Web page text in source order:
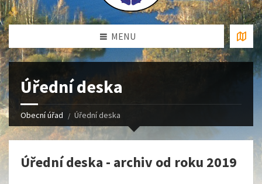
MENU
Úřední deska
Obecní úřad Úřední deska
Úřední deska - archiv od roku 2019